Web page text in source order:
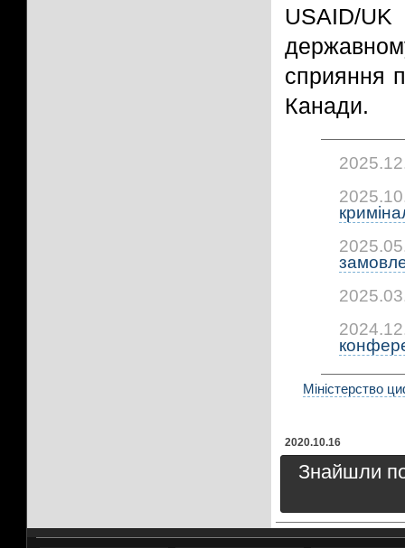
USAID/
сприяння
Канади.
2020.10.16
Міністерство
Знайшли